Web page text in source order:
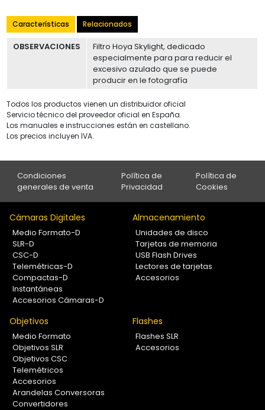
Características Relacionados
OBSERVACIONES
Filtro Hoya Skylight, dedicado
especialmente para para reducir el
excesivo azulado que se puede
producir en le fotografía
Todos los productos vienen un distribuidor oficial
Servicio técnico del proveedor oficial en España.
Los manuales e instrucciones están en castellano.
Los precios incluyen IVA.
Condiciones
generales de venta
Política de
Privacidad
Política de
Cookies
Cámaras Digitales
Medio Formato-D
SLR-D
CSC-D
Telemétricas-D
Compactas-D
Instantáneas
Accesorios Cámaras-D
Almacenamiento
Unidades de disco
Tarjetas de memoria
USB Flash Drives
Lectores de tarjetas
Accesorios
Objetivos
Medio Formato
Objetivos SLR
Objetivos CSC
Telemétricos
Accesorios
Arandelas Conversoras
Convertidores
Flashes
Flashes SLR
Accesorios